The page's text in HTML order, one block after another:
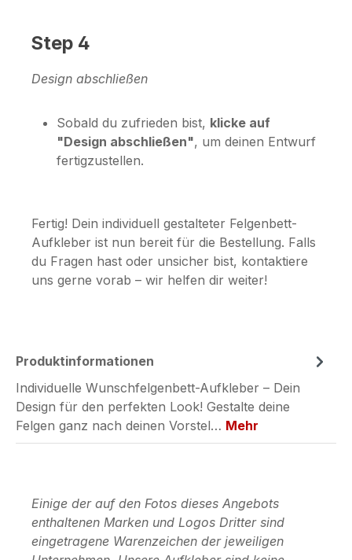
Step 4
Design abschließen
Sobald du zufrieden bist, klicke auf
"Design abschließen", um deinen Entwurf
fertigzustellen.
Fertig! Dein individuell gestalteter Felgenbett-
Aufkleber ist nun bereit für die Bestellung. Falls
du Fragen hast oder unsicher bist, kontaktiere
uns gerne vorab – wir helfen dir weiter!
Produktinformationen
Individuelle Wunschfelgenbett-Aufkleber – Dein
Design für den perfekten Look! Gestalte deine
Felgen ganz nach deinen Vorstel… Mehr
Einige der auf den Fotos dieses Angebots
enthaltenen Marken und Logos Dritter sind
eingetragene Warenzeichen der jeweiligen